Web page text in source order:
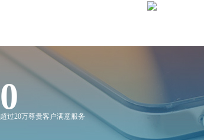
0
超过20万尊贵客户满意服务